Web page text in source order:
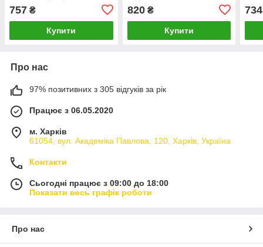
757 ₴
Купити
820₴
Купити
734
Про нас
97% позитивних з 305 відгуків за рік
Працює з 06.05.2020
м. Харків
61054, вул. Академіка Павлова, 120, Харків, Україна
Контакти
Сьогодні працює з 09:00 до 18:00
Показати весь графік роботи
Про нас